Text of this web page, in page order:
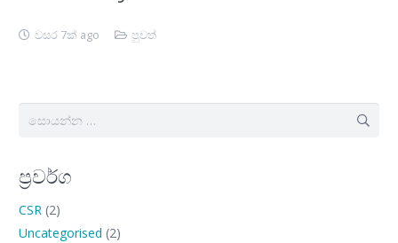
වසර 7ක් ago පුවත්
සොයන්න:
ප්‍රවර්ග
CSR (2)
Uncategorised (2)